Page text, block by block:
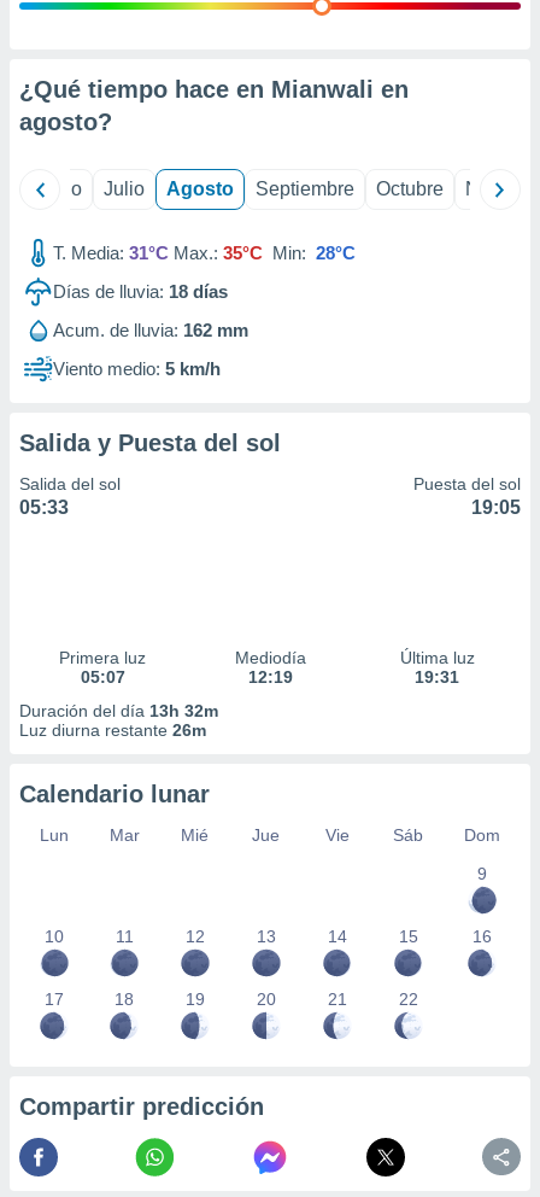
e
mediante
de
1199
¿Qué tiempo hace en Mianwali en
agosto?
Junio Julio Agosto Septiembre Octubre
T. Media: 31°C Max.: 35°C Min: 28°C
Días de lluvia: 18 días
Acum. de lluvia: 162 mm
Viento medio: 5 km/h
Salida y Puesta del sol
Salida del sol
05:33
Puesta del sol
19:05
Primera luz
05:07
Mediodía
12:19
Última luz
19:31
Duración del día 13h 32m
Luz diurna restante 26m
Calendario lunar
Lun Mar Mié Jue Vie Sáb
Dom
9
10 11 12 13 14 15 16
17 18 19 20 21 22
Compartir predicción